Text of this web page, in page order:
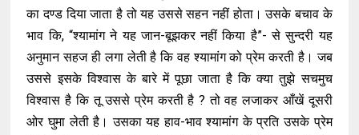
का दण्ड दिया जाता है तो यह उससे सहन नहीं होता। उसके बचाव के
भाव कि, “श्यामांग ने यह जान-बूझकर नहीं किया है”- से सुन्दरी यह
अनुमान सहज ही लगा लेती है कि वह श्यामांग को प्रेम करती है। जब
उससे इसके विश्वास के बारे में पूछा जाता है कि क्या तुझे सचमुच
विश्वास है कि तू उससे प्रेम करती है ? तो वह लजाकर आँखें दूसरी
ओर घुमा लेती है। उसका यह हाव-भाव श्यामांग के प्रति उसके प्रेम